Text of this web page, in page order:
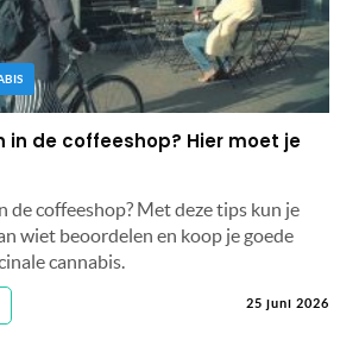
in de coffeeshop? Hier moet je
de coffeeshop? Met deze tips kun je
wiet beoordelen en koop je goede
cannabis.
25 juni 2026